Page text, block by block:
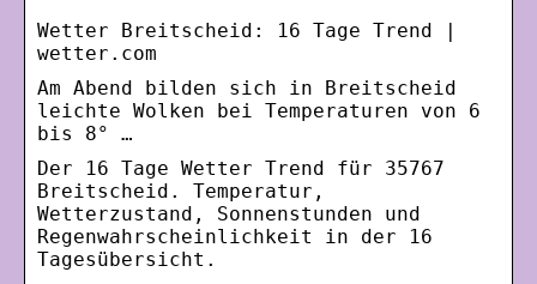
Wetter Breitscheid: 16 Tage Trend |
wetter.com
Am Abend bilden sich in Breitscheid
leichte Wolken bei Temperaturen von 6
bis 8° …
Der 16 Tage Wetter Trend für 35767
Breitscheid. Temperatur,
Wetterzustand, Sonnenstunden und
Regenwahrscheinlichkeit in der 16
Tagesübersicht.